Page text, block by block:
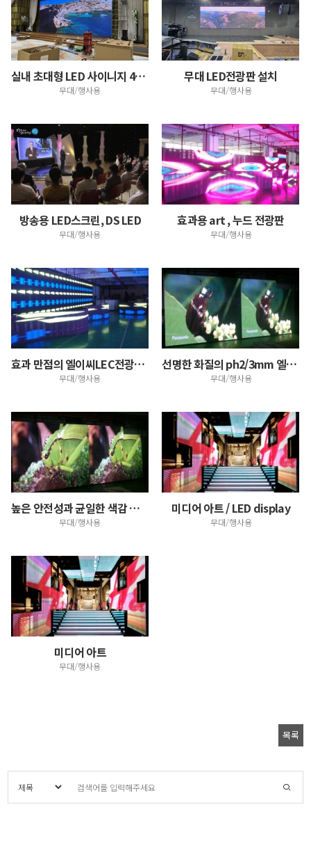
실내 초대형 LED 사이니지 4K영상 주사율 7680H…
무대/행사용
무대 LED전광판 설치
무대/행사용
방송용 LED스크린, DS LED
무대/행사용
효과용 art , 누드 전광판
무대/행사용
효과 만점의 엘이씨LEC전광판, 전문회사가 만들면 다릅…
무대/행사용
선명한 화질의 ph2/3mm 엘이디 스크린, 전시회 병…
무대/행사용
높은 안전성과 균일한 색감 표현/ 소스 그대로의 색감 …
무대/행사용
미디어 아트 / LED display
무대/행사용
미디어 아트
무대/행사용
목록